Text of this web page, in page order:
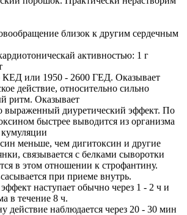
близок к другим сердечным
активностью: 1 г
или 1950 - 2600 ГЕД. Оказывает
действие, относительно сильно
ритм. Оказывает
выраженный диуретический эффект. По
быстрее выводится из организма
меньше, чем дигитоксин и другие
связывается с белками сыворотки
в этом отношении к строфантину.
при приеме внутрь.
наступает обычно через 1 - 2 ч и
в течение 8 ч.
действие наблюдается через 20 - 30 мин